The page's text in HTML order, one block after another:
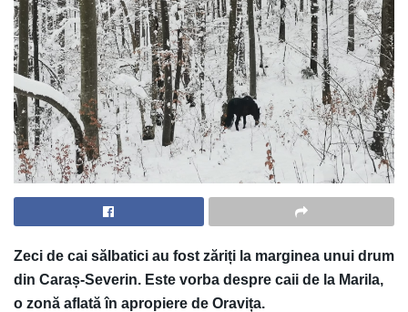
Zeci de cai sălbatici au fost zăriți la marginea unui drum
din Caraș-Severin. Este vorba despre caii de la Marila,
o zonă aflată în apropiere de Oravița.